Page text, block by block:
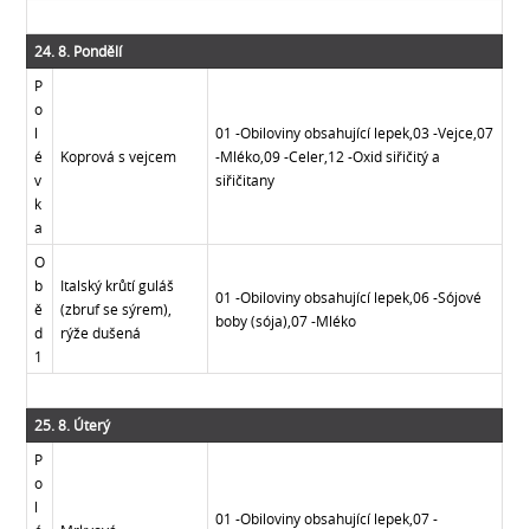
24. 8. Pondělí
P
o
l
é
v
k
a
Koprová s vejcem
01 -Obiloviny obsahující lepek,03 -Vejce,07
-Mléko,09 -Celer,12 -Oxid siřičitý a
siřičitany
O
b
ě
d
1
Italský krůtí guláš
(zbruf se sýrem),
rýže dušená
01 -Obiloviny obsahující lepek,06 -Sójové
boby (sója),07 -Mléko
25. 8. Úterý
P
o
l
01 -Obiloviny obsahující lepek,07 -